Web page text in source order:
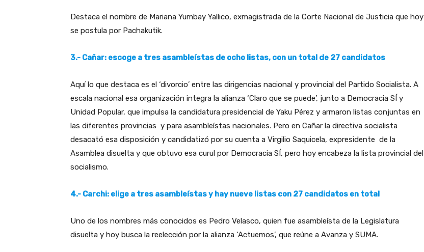
Destaca el nombre de Mariana Yumbay Yallico, exmagistrada de la Corte Nacional de Justicia que hoy
se postula por Pachakutik.
3.- Cañar: escoge a tres asambleístas de ocho listas, con un total de 27 candidatos
Aquí lo que destaca es el ‘divorcio’ entre las dirigencias nacional y provincial del Partido Socialista. A
escala nacional esa organización integra la alianza ‘Claro que se puede’, junto a Democracia SÍ y
Unidad Popular, que impulsa la candidatura presidencial de Yaku Pérez y armaron listas conjuntas en
las diferentes provincias y para asambleístas nacionales. Pero en Cañar la directiva socialista
desacató esa disposición y candidatizó por su cuenta a Virgilio Saquicela, expresidente de la
Asamblea disuelta y que obtuvo esa curul por Democracia SÍ, pero hoy encabeza la lista provincial del
socialismo.
4.- Carchi: elige a tres asambleístas y hay nueve listas con 27 candidatos en total
Uno de los nombres más conocidos es Pedro Velasco, quien fue asambleísta de la Legislatura
disuelta y hoy busca la reelección por la alianza ‘Actuemos’, que reúne a Avanza y SUMA.